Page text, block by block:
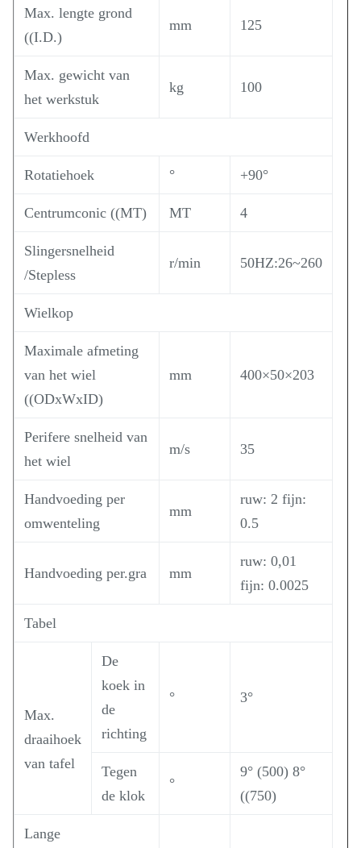
Max. lengte grond
((I.D.)
mm 125
Max. gewicht van
het werkstuk
kg 100
Werkhoofd
Rotatiehoek ° +90°
Centrumconic ((MT) MT 4
Slingersnelheid
/Stepless
r/min 50HZ:26~260
Wielkop
Maximale afmeting
van het wiel
((ODxWxID)
mm 400×50×203
Perifere snelheid van
het wiel
m/s 35
Handvoeding per
omwenteling
mm
ruw: 2 fijn:
0.5
Handvoeding per.gra mm
ruw: 0,01
fijn: 0.0025
Tabel
Max.
draaihoek
van tafel
De
koek in
de
richting
° 3°
Tegen
de klok
°
9° (500) 8°
((750)
Lange